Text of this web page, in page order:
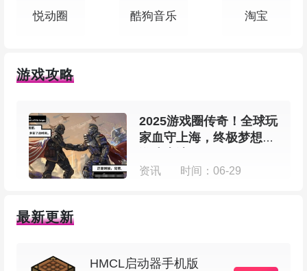
级功能需要订阅。免费用户可以添加不限数量的记
的，任何你想记的内容都能加进来，比如英语、计
算机、国学经典、数学等等，远远不止单词。
4、主动回忆是最有效的记忆方式，远比不停
起来会有点疼，但正是这个“疼”，让记忆变得更
悦动圈 酷狗音乐 淘宝
游戏攻略
2025游戏圈传奇！全球玩
家血守上海，终极梦想在
资讯 时间：06-29
最新更新
HMCL启动器手机版